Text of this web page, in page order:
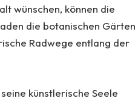
wünschen, können die
die botanischen Gärten
Radwege entlang der
künstlerische Seele